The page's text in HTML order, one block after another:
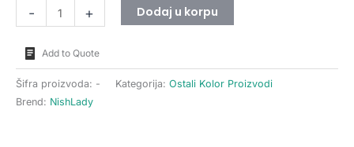
- + Dodaj u korpu
Add to Quote
Šifra proizvoda: - Kategorija: Ostali Kolor Proizvodi
Brend: NishLady